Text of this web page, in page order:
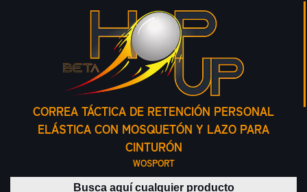
CORREA TÁCTICA DE RETENCIÓN PERSONAL
ELÁSTICA CON MOSQUETÓN Y LAZO PARA
CINTURÓN
WOSPORT
Buscar productos